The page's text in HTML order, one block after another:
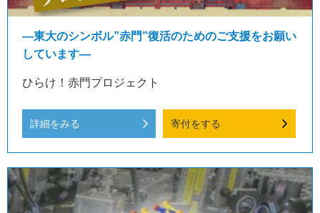
―東大のシンボル”赤門”復活のためのご支援をお願い
しています―
ひらけ！赤門プロジェクト
詳細をみる 寄付をする